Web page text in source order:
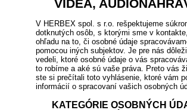
VIDEÁ,
V HERBEX spol. s r.o. rešpektujeme
dotknutých osôb, s ktorými sme v
ohľadu na to, či osobné údaje
pomocou iných subjektov. Je pre nás
vedeli, ktoré osobné údaje o vás
to robíme a aké sú vaše práva. Preto vás
ste si prečítali toto vyhlásenie, ktoré vám
informácií o spracovaní vašich osobných
KATEGÓRIE OSOBNÝCH